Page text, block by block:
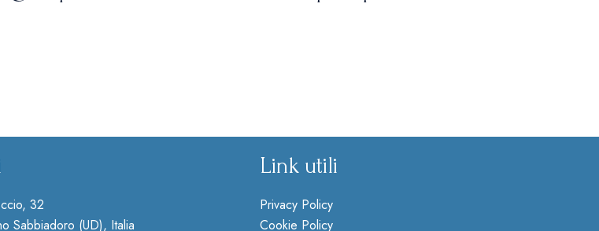
32
Sabbiadoro (UD), Italia
Link utili
Privacy Policy
Cookie Policy